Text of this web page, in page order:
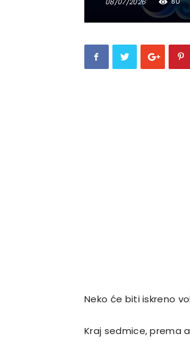
Neko će biti iskreno
Kraj sedmice, prema